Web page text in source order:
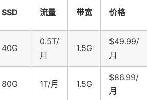
SSD 流量 带宽 价格
40G
0.5T/
月
1.5G
$49.99/
月
80G 1T/月 1.5G
$86.99/
月